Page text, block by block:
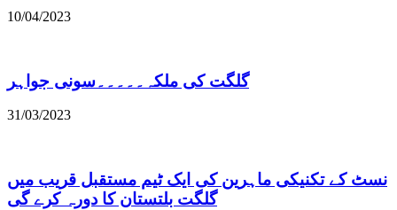
10/04/2023
گلگت کی ملکہ۔۔۔۔۔سونی جواہر
31/03/2023
نسٹ کے تکنیکی ماہرین کی ایک ٹیم مستقبل قریب میں
گلگت بلتستان کا دورہ کرے گی